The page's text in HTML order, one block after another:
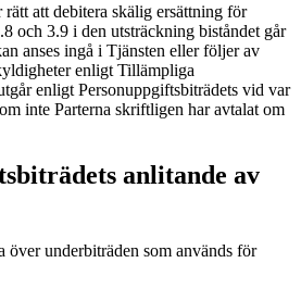
att debitera skälig ersättning för
och 3.9 i den utsträckning biståndet går
anses ingå i Tjänsten eller följer av
enligt Tillämpliga
enligt Personuppgiftsbiträdets vid var
inte Parterna skriftligen har avtalat om
anlitande av
över underbiträden som används för